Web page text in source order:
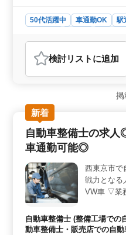
おります。
50代活躍中 車通勤OK 駅
おすすめポイント
＜駅近・車通勤可＞ 自
地のガソリンスタンドは
が良く、通勤に便利な
万〜520万円の給与体系
面も充実しております
層の経験者が活躍中。 自
技術を活かせ、仕事の充
検討リスト に追加
新着
自動車整備士の求人
車通勤可能◎
西東京市で
戦力となる
VW車 ▽業
エンジンや
をの分解、
自動車整備士 (整備工場での
動車整備士・販売店での自